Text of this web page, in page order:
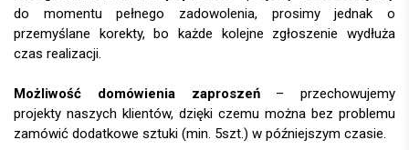
do momentu pełnego zadowolenia, prosimy jednak o
przemyślane korekty, bo każde kolejne zgłoszenie wydłuża
czas realizacji.
Możliwość domówienia zaproszeń– przechowujemy
projekty naszych klientów, dzięki czemu można bez problemu
zamówić dodatkowe sztuki (min. 5szt.) w późniejszym czasie.